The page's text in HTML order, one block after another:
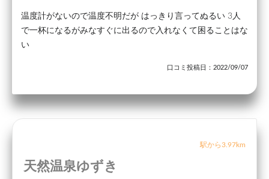
温度計がないので温度不明だが はっきり言ってぬるい 3人
で一杯になるがみなすぐに出るので入れなくて困ることはな
い
口コミ投稿日：2022/09/07
駅から3.97km
天然温泉ゆずき